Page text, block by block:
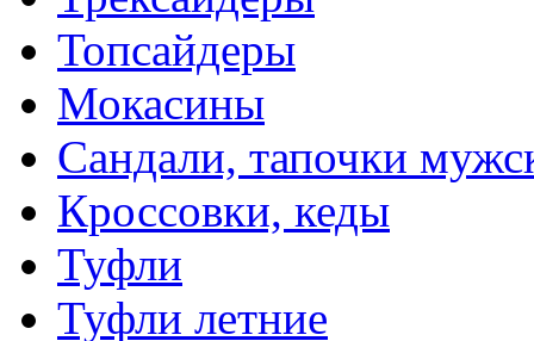
Топсайдеры
Мокасины
Сандали, тапочки
Кроссовки, кеды
Туфли
Туфли летние